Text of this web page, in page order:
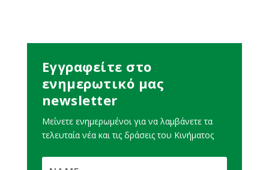
Εγγραφείτε στο
ενημερωτικό μας
newsletter
Μείνετε ενημερωμένοι για να λαμβάνετε τα
τελευταία νέα και τις δράσεις του Κινήματος